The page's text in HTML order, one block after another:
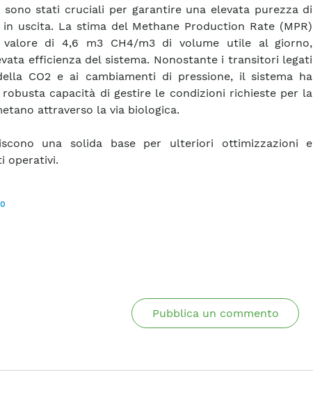
sono stati cruciali per garantire una elevata purezza di
uscita. La stima del Methane Production Rate (MPR)
di 4,6 m3 CH4/m3 di volume utile al giorno,
efficienza del sistema. Nonostante i transitori legati
CO2 e ai cambiamenti di pressione, il sistema ha
capacità di gestire le condizioni richieste per la
attraverso la via biologica.
una solida base per ulteriori ottimizzazioni e
operativi.
Pubblica un commento